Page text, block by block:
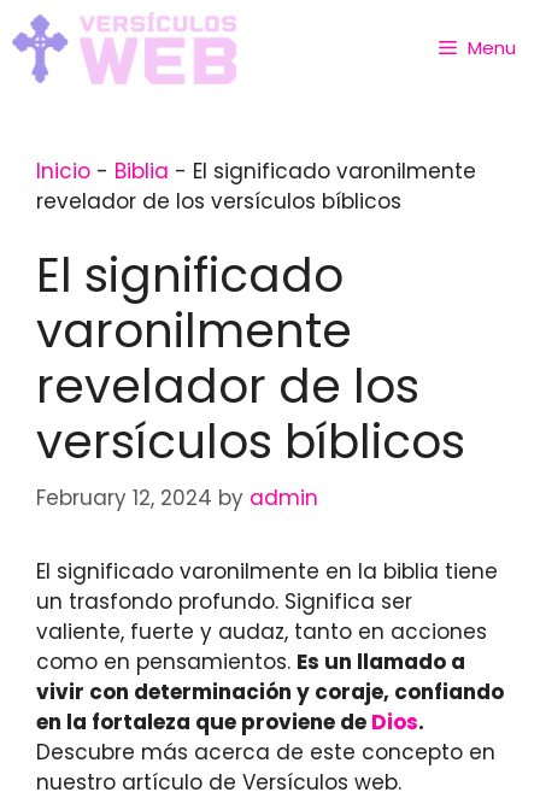
Skip
to
content
Menu
Inicio - Biblia - El significado varonilmente
revelador de los versículos bíblicos
El significado
varonilmente
revelador de los
versículos bíblicos
February 12, 2024 by admin
El significado varonilmente en la biblia tiene
un trasfondo profundo. Significa ser
valiente, fuerte y audaz, tanto en acciones
como en pensamientos. Es un llamado a
vivir con determinación y coraje, confiando
en la fortaleza que proviene de Dios.
Descubre más acerca de este concepto en
nuestro artículo de Versículos web.